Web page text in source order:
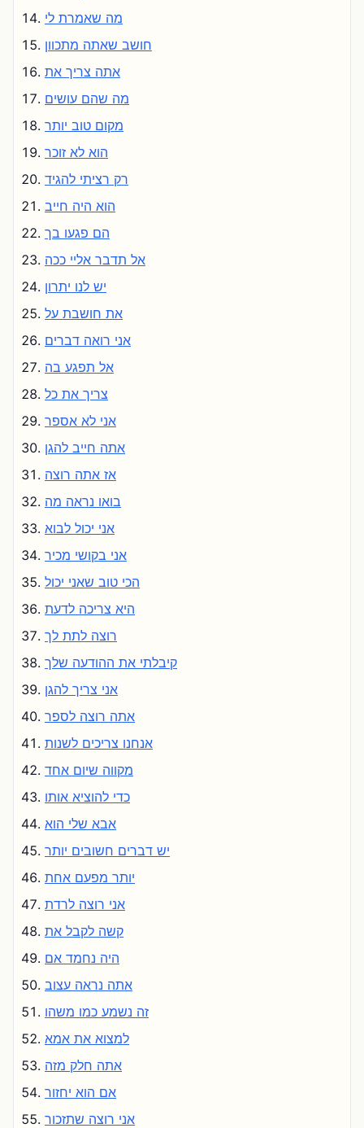
מה שאמרת לי
חושב שאתה מתכוון
אתה צריך את
מה שהם עושים
מקום טוב יותר
הוא לא זוכר
רק רציתי להגיד
הוא היה חייב
הם פגעו בך
אל תדבר אליי ככה
יש לנו יתרון
את חושבת על
אני רואה דברים
אל תפגע בה
צריך את כל
אני לא אספר
אתה חייב להגן
אז אתה רוצה
בואו נראה מה
אני יכול לבוא
אני בקושי מכיר
הכי טוב שאני יכול
היא צריכה לדעת
רוצה לתת לך
קיבלתי את ההודעה שלך
אני צריך להגן
אתה רוצה לספר
אנחנו צריכים לשנות
מקווה שיום אחד
כדי להוציא אותו
אבא שלי הוא
יש דברים חשובים יותר
יותר מפעם אחת
אני רוצה לרדת
קשה לקבל את
היה נחמד אם
אתה נראה עצוב
זה נשמע כמו משהו
למצוא את אמא
אתה חלק מזה
אם הוא יחזור
אני רוצה שתזכור